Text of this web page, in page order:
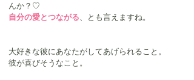
んか？♡
自分の愛とつながる 、とも言えますね。
大好きな彼にあなたがしてあげられること。
彼が喜びそうなこと。